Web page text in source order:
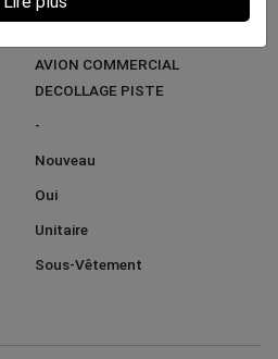
AVION COMMERCIAL
DECOLLAGE PISTE
-
Nouveau
Oui
Unitaire
Sous-Vêtement